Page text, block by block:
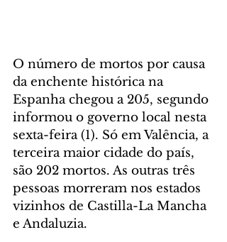
O número de mortos por causa
da enchente histórica na
Espanha chegou a 205, segundo
informou o governo local nesta
sexta-feira (1). Só em Valência, a
terceira maior cidade do país,
são 202 mortos. As outras três
pessoas morreram nos estados
vizinhos de Castilla-La Mancha
e Andaluzia.